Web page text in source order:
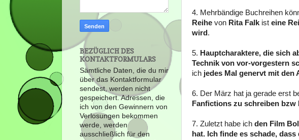
4. Mehrbändige Buchreihen
Reihe von Rita Falk ist eine
wird.
5. Hauptcharaktere, die sich
Technik von vor-vorgestern
ich jedes Mal genervt mit den
6. Der März hat ja gerade erst
Fanfictions zu schreiben bzw
7. Zuletzt habe ich den Film
hat. Ich finde es schade,
BEZÜGLICH DES
KONTAKTFORMULARS
Sämtliche Daten, die du mir
über das Kontaktformular
sendest, werden nicht
gespeichert. Adressen, die
ich von den Gewinnern von
Verlosungen bekommen
werde, werden
ausschließlich für den